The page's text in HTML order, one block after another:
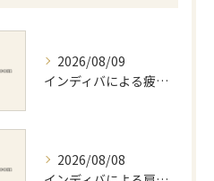
2026/08/09
インディバによる疲労回復方法と効果的な実感や持続のポイントを徹底解説
2026/08/08